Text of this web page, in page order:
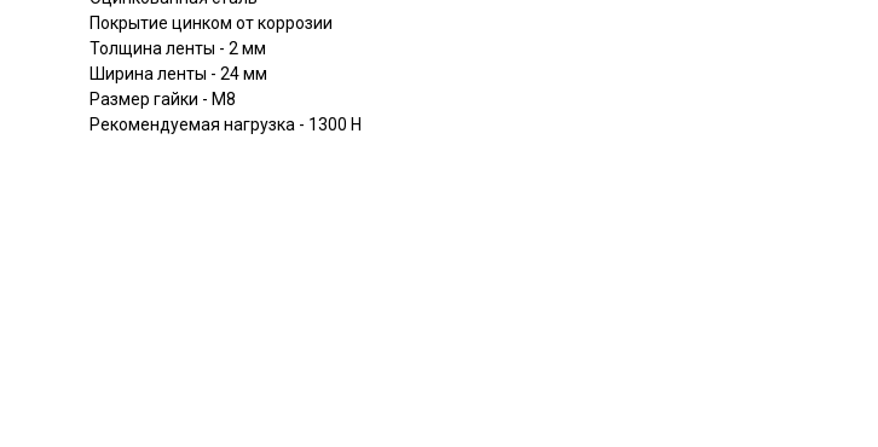
Покрытие цинком от коррозии
Толщина ленты - 2 мм
Ширина ленты - 24 мм
Размер гайки - М8
Рекомендуемая нагрузка - 1300 Н